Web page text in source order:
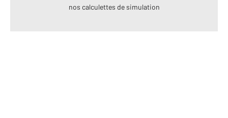
nos calculettes de simulation